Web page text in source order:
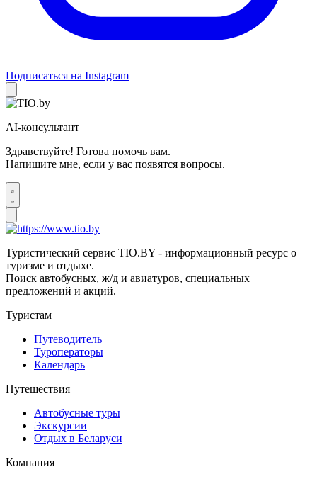
Подписаться на Instagram
AI-консультант
Здравствуйте! Готова помочь вам.
Напишите мне, если у вас появятся вопросы.
Туристический сервис TIO.BY - информационный ресурс о
туризме и отдыхе.
Поиск автобусных, ж/д и авиатуров, специальных
предложений и акций.
Туристам
Путеводитель
Туроператоры
Календарь
Путешествия
Автобусные туры
Экскурсии
Отдых в Беларуси
Компания